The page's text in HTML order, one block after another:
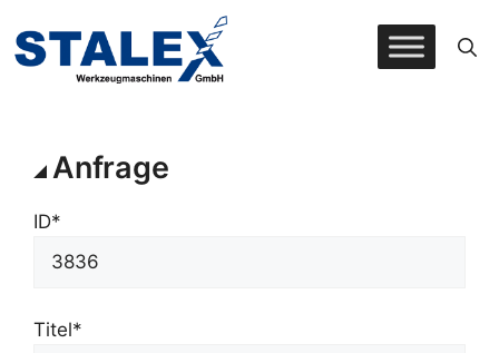
Inhalt
springen
Anfrage
ID*
Titel*